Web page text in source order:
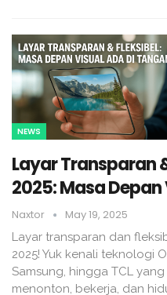
NEWS
Layar Transparan
2025: Masa Depan
Naxtor May 19, 2025
Layar transparan dan
2025! Yuk kenali teknologi
Samsung, hingga TCL
menonton, bekerja, dan